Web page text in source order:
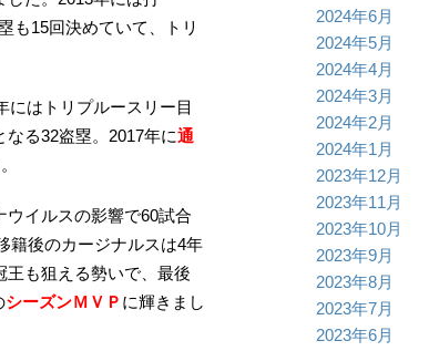
も15回決めていて、トリ
にはトリプルースリー目
る32盗塁。2017年に通
イルスの影響で60試合
籍後のカージナルスは4年
王も狙える勢いで、最後
シーズンＭＶＰ に輝きまし
2024年6月
2024年5月
2024年4月
2024年3月
2024年2月
2024年1月
2023年12月
2023年11月
2023年10月
2023年9月
2023年8月
2023年7月
2023年6月